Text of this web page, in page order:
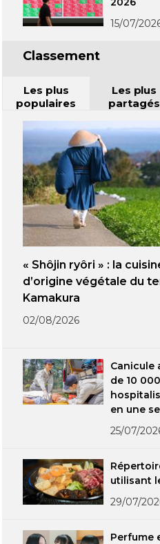
15/07/
Classement
Les plus
populaires
Les plus
partagés
« Shôjin ryôri » : la
d’origine végétale du
Kamakura
02/08/2026
Canicule
de 10
en une
25/07/
utilisant
29/07/
Perfume